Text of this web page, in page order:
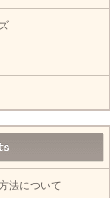
法について